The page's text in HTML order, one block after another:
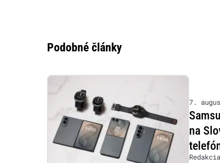
Podobné články
7.
na